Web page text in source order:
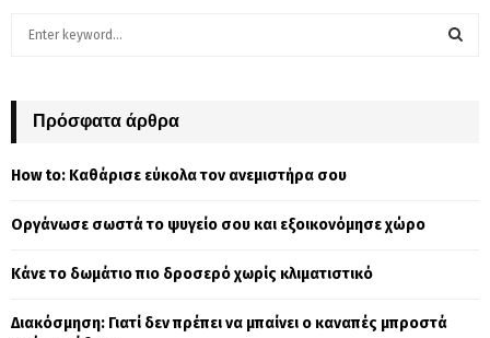
h
o
:
Πρόσφατα άρθρα
How to: Καθάρισε εύκολα τον ανεμιστήρα σου
Οργάνωσε σωστά το ψυγείο σου και εξοικονόμησε χώρο
Κάνε το δωμάτιο πιο δροσερό χωρίς κλιματιστικό
Διακόσμηση: Γιατί δεν πρέπει να μπαίνει ο καναπές μπροστά